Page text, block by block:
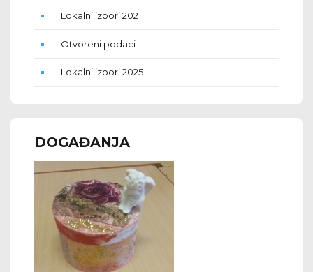
Lokalni izbori 2021
Otvoreni podaci
Lokalni izbori 2025
DOGAĐANJA